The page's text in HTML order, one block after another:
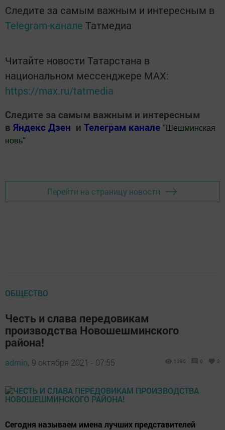
Следите за самым важным и интересным в
Telegram-канале Татмедиа
Читайте новости Татарстана в
национальном мессенджере MАХ:
https://max.ru/tatmedia
Следите за самым важным и интересным
в Яндекс Дзен и Телеграм канале " Шешминская
новь"
Перейти на страницу новости
ОБЩЕСТВО
Честь и слава передовикам
производства Новошешминского
района!
admin, 9 октября 2021 - 07:55 1295 0 2
Сегодня называем имена лучших представителей